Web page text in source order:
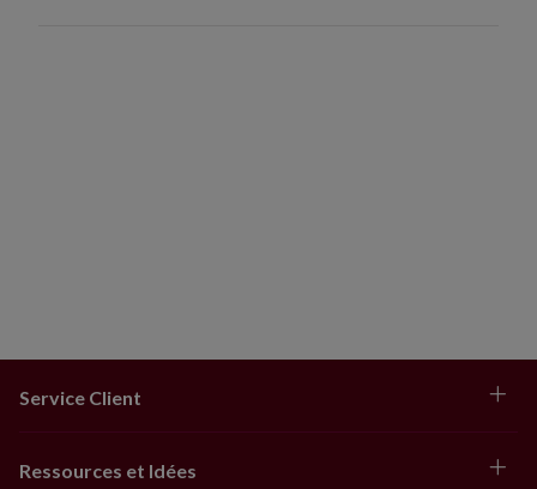
Service Client
Ressources et Idées